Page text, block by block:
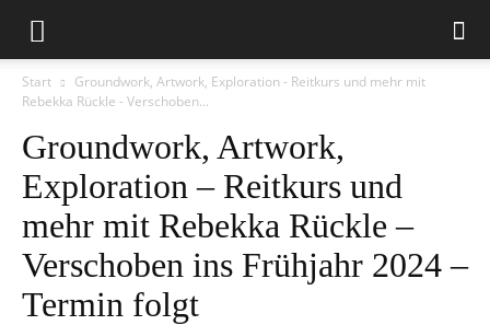
Start
Groundwork, Artwork, Exploration - Reitkurs und mehr mit
Rebekka Rückle - Verschoben...
Groundwork, Artwork,
Exploration – Reitkurs und
mehr mit Rebekka Rückle –
Verschoben ins Frühjahr 2024 –
Termin folgt